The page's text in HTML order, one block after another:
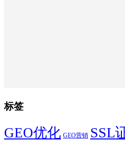
标签
GEO优化 GEO营销 SSL